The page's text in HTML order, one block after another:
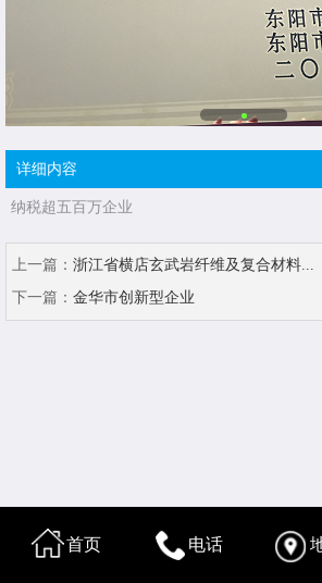
详细内容
纳税超五百万企业
上一篇： 浙江省横店玄武岩纤维及复合材料...
下一篇： 金华市创新型企业
首页 电话